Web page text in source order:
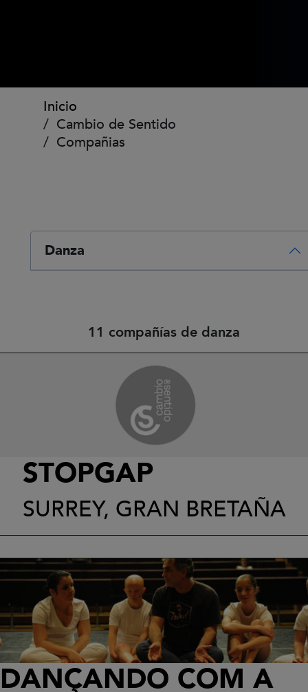
Ruta de navegación
Inicio
Cambio de Sentido
Compañias
Danza
11 compañías de danza
STOPGAP
SURREY, GRAN BRETAÑA
DANÇANDO COM A